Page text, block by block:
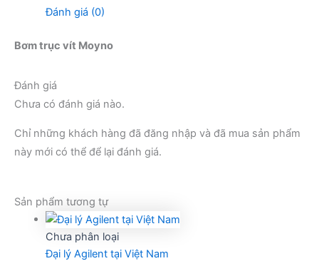
Đánh giá (0)
Bơm trục vít Moyno
Đánh giá
Chưa có đánh giá nào.
Chỉ những khách hàng đã đăng nhập và đã mua sản phẩm
này mới có thể để lại đánh giá.
Sản phẩm tương tự
Chưa phân loại
Đại lý Agilent tại Việt Nam